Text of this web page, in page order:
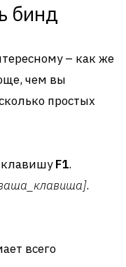
бинд
– как же
чем вы
простых
клавишуF1.
.
всего